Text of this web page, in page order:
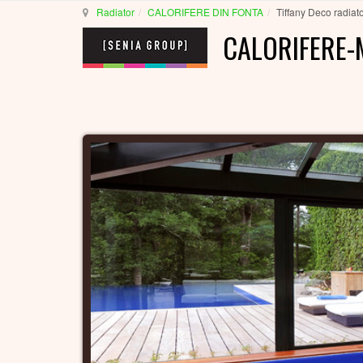
Radiator CALORIFERE DIN FONTA Tiffany Deco